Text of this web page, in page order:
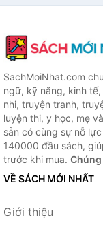
SachMoiNhat.com
ngữ, kỹ năng, kinh
nhi, truyện tranh,
luyện thi, y học, mẹ
sẵn có cùng sự nỗ
140000 đầu sách,
trước khi mua.
VỀ SÁCH MỚI NHẤT
Giới thiệu